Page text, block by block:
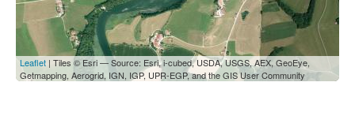
Leaflet | Tiles © Esri — Source: Esri, i-cubed, USDA, USGS, AEX, GeoEye,
Getmapping, Aerogrid, IGN, IGP, UPR-EGP, and the GIS User Community